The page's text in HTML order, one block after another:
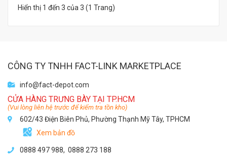
Hiển thị 1 đến 3 của 3 (1 Trang)
CÔNG TY TNHH FACT-LINK MARKETPLACE
info@fact-depot.com
CỬA HÀNG TRƯNG BÀY TẠI TP.HCM
(Vui lòng liên hệ trước để kiểm tra tồn kho)
602/43 Điện Biên Phủ, Phường Thạnh Mỹ Tây, TPHCM
Xem bản đồ
0888 497 988, 0888 273 188